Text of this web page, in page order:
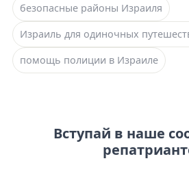
безопасные районы Израиля
Израиль для одиночных
помощь полиции в Израиле
Вступай в наше